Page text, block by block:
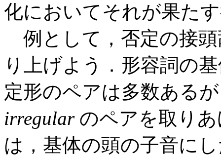
化においてそれが果た
例として，否定の接
り上げよう．形容詞の
定形のペアは多数ある
irregularのペアを取りあ
は，基体の頭の子音に